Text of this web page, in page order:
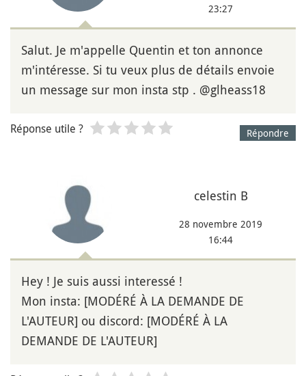
23:27
Salut. Je m'appelle Quentin et ton annonce
m'intéresse. Si tu veux plus de détails envoie
un message sur mon insta stp . @glheass18
Répondre
Réponse utile ?
celestin B
28 novembre 2019
16:44
Hey ! Je suis aussi interessé !
Mon insta: [MODÉRÉ À LA DEMANDE DE
L'AUTEUR] ou discord: [MODÉRÉ À LA
DEMANDE DE L'AUTEUR]